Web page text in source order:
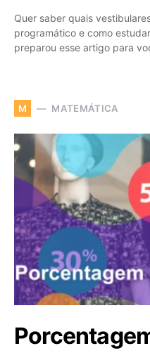
Quer saber quais
programático e como
preparou esse artigo para
M MATEMÁTICA